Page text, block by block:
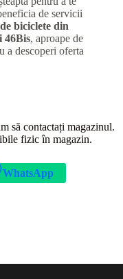
de servicii
biciclete din
46Bis, aproape de
a descoperi oferta
să contactați magazinul.
fizic în magazin.
WhatsApp